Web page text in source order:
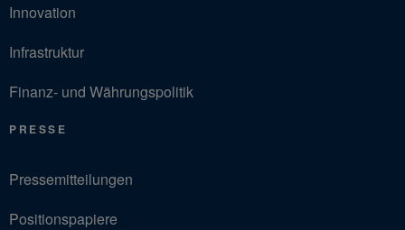
Innovation
Infrastruktur
Finanz- und Währungspolitik
PRESSE
Pressemitteilungen
Positionspapiere